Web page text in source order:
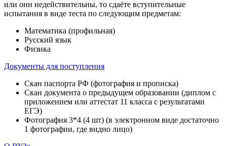
или они недействительны, то сдаёте вступительные
испытания в виде теста по следующим предметам:
Математика (профильная)
Русский язык
Физика
Документы для поступления
Скан паспорта РФ (фотография и прописка)
Скан документа о предыдущем образовании (диплом с
приложением или аттестат 11 класса с результатами
ЕГЭ)
Фотография 3*4 (4 шт) (в электронном виде достаточно
1 фотографии, где видно лицо)